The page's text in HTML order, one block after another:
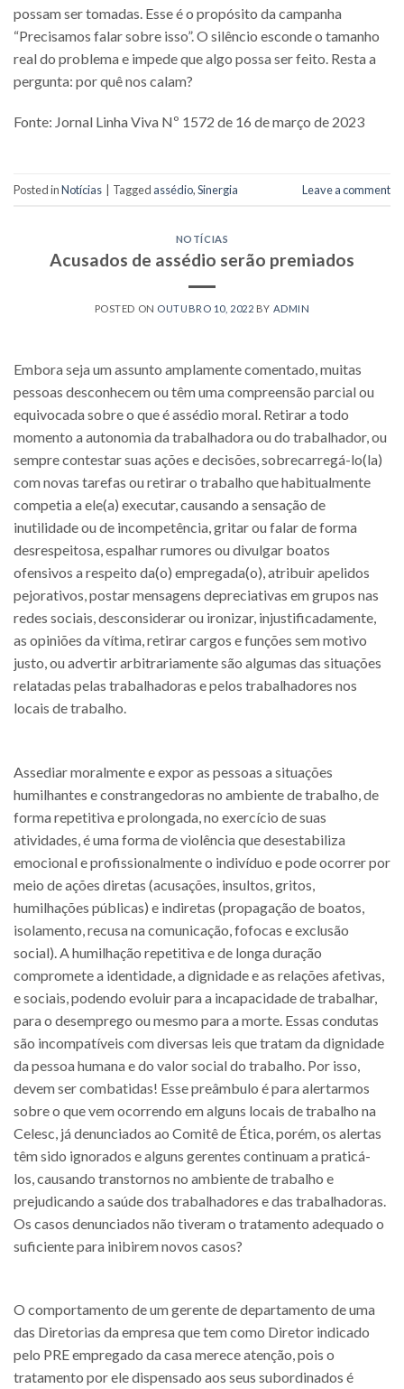
possam ser tomadas. Esse é o propósito da campanha
“Precisamos falar sobre isso”. O silêncio esconde o tamanho
real do problema e impede que algo possa ser feito. Resta a
pergunta: por quê nos calam?
Fonte: Jornal Linha Viva Nº 1572 de 16 de março de 2023
Posted inNotícias Tagged assédio,Sinergia Leave a comment
NOTÍCIAS
Acusados de assédio serão premiados
POSTED ON OUTUBRO 10, 2022 BY ADMIN
Embora seja um assunto amplamente comentado, muitas
pessoas desconhecem ou têm uma compreensão parcial ou
equivocada sobre o que é assédio moral. Retirar a todo
momento a autonomia da trabalhadora ou do trabalhador, ou
sempre contestar suas ações e decisões, sobrecarregá-lo(la)
com novas tarefas ou retirar o trabalho que habitualmente
competia a ele(a) executar, causando a sensação de
inutilidade ou de incompetência, gritar ou falar de forma
desrespeitosa, espalhar rumores ou divulgar boatos
ofensivos a respeito da(o) empregada(o), atribuir apelidos
pejorativos, postar mensagens depreciativas em grupos nas
redes sociais, desconsiderar ou ironizar, injustificadamente,
as opiniões da vítima, retirar cargos e funções sem motivo
justo, ou advertir arbitrariamente são algumas das situações
relatadas pelas trabalhadoras e pelos trabalhadores nos
locais de trabalho.
Assediar moralmente e expor as pessoas a situações
humilhantes e constrangedoras no ambiente de trabalho, de
forma repetitiva e prolongada, no exercício de suas
atividades, é uma forma de violência que desestabiliza
emocional e profissionalmente o indivíduo e pode ocorrer por
meio de ações diretas (acusações, insultos, gritos,
humilhações públicas) e indiretas (propagação de boatos,
isolamento, recusa na comunicação, fofocas e exclusão
social). A humilhação repetitiva e de longa duração
compromete a identidade, a dignidade e as relações afetivas,
e sociais, podendo evoluir para a incapacidade de trabalhar,
para o desemprego ou mesmo para a morte. Essas condutas
são incompatíveis com diversas leis que tratam da dignidade
da pessoa humana e do valor social do trabalho. Por isso,
devem ser combatidas! Esse preâmbulo é para alertarmos
sobre o que vem ocorrendo em alguns locais de trabalho na
Celesc, já denunciados ao Comitê de Ética, porém, os alertas
têm sido ignorados e alguns gerentes continuam a praticá-
los, causando transtornos no ambiente de trabalho e
prejudicando a saúde dos trabalhadores e das trabalhadoras.
Os casos denunciados não tiveram o tratamento adequado o
suficiente para inibirem novos casos?
O comportamento de um gerente de departamento de uma
das Diretorias da empresa que tem como Diretor indicado
pelo PRE empregado da casa merece atenção, pois o
tratamento por ele dispensado aos seus subordinados é